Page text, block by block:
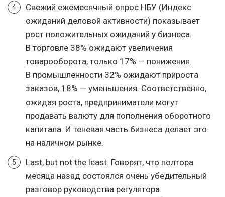
Свежий ежемесячный опрос НБУ (Индекс
ожиданий деловой активности) показывает
рост положительных ожиданий у бизнеса.
В торговле 38% ожидают увеличения
товарооборота, только 17% — понижения.
В промышленности 32% ожидают прироста
заказов, 18% — уменьшения. Соответственно,
ожидая роста, предприниматели могут
продавать валюту для пополнения оборотного
капитала. И теневая часть бизнеса делает это
на наличном рынке.
Last, but not the least. Говорят, что полтора
месяца назад состоялся очень убедительный
разговор руководства регулятора